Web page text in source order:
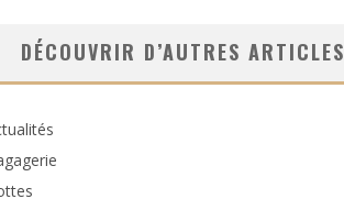
DÉCOUVRIR D’AUTRES ARTICLES